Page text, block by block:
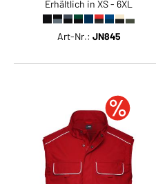
Erhältlich in XS - 6XL
Art-Nr.: JN845